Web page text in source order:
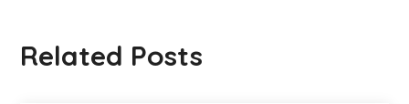
Related Posts